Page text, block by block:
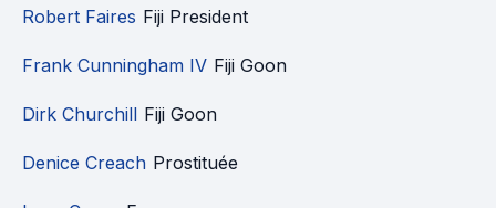
Robert Faires Fiji President
Frank Cunningham IV Fiji Goon
Dirk Churchill Fiji Goon
Denice Creach Prostituée